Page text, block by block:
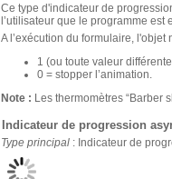
Ce type d'indicateur de
l’utilisateur que le programme est
A l’exécution du formulaire,
1 (ou toute valeur
0 = stopper l’animation.
Note : Les thermomètres “Barber
Indicateur de progression
Type principal : Indicateur de